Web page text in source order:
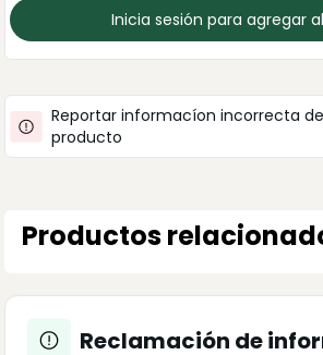
Inicia sesión para agregar
Reportar informacíon incorrecta
producto
Productos
Reclamación de